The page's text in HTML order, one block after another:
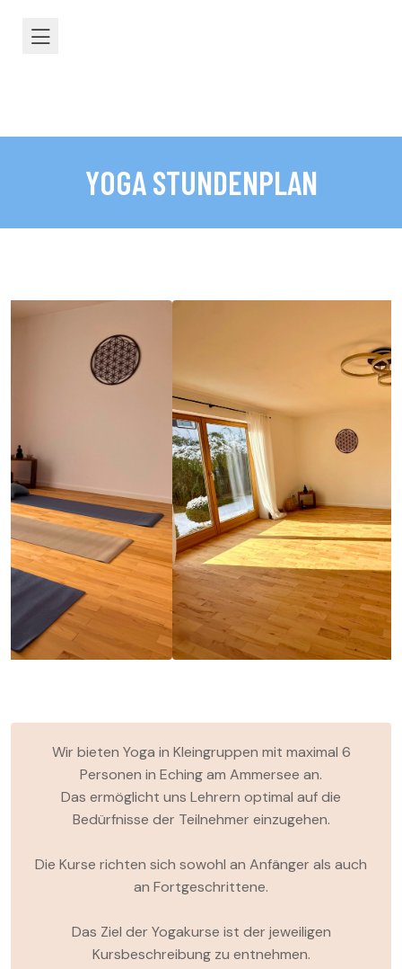
YOGASTUNDENPLAN
Wir bieten Yoga in Kleingruppen mit maximal 6
Personen in Eching am Ammersee an.
Das ermöglicht uns Lehrern optimal auf die
Bedürfnisse der Teilnehmer einzugehen.
Die Kurse richten sich sowohl an Anfänger als auch
an Fortgeschrittene.
Das Ziel der Yogakurse ist der jeweiligen
Kursbeschreibung zu entnehmen.